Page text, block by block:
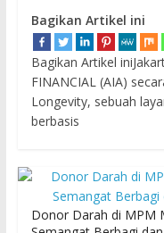
Bagikan Artikel ini
Bagikan Artikel
FINANCIAL (AIA)
Longevity, sebuah
berbasis
Donor Darah di MPM